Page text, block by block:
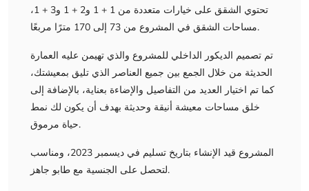
تحتوي الشقق على خيارات متعددة من 1 + 1 و2 + 1 و3 + 1،
مساحات الشقق في المشروع من 73 إلى 170 مترًا مربعًا.
تم تصميم الديكور الداخلي للمشروع والذي تهيمن عليه العمارة
الحديثة من خلال الجمع بين جميع العناصر الذي تليق بمعيشتك،
كما تم اختيار العديد من التفاصيل والإضاءة بعناية، بالإضافة إلى
خلق مساحات معيشة أنيقة وحديثة بهدف أن يكون لك نمط
حياة مرموق.
المشروع قيد الإنشاء بتاريخ تسليم في ديسمبر 2023، ومناسب
لتحصل على الجنسية مع طابو جاهز.